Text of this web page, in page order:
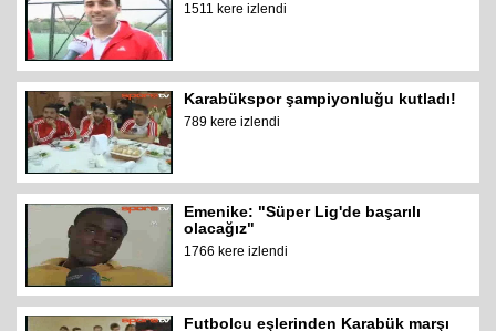
1511 kere izlendi
Karabükspor şampiyonluğu kutladı!
789 kere izlendi
Emenike: "Süper Lig'de başarılı
olacağız"
1766 kere izlendi
Futbolcu eşlerinden Karabük marşı